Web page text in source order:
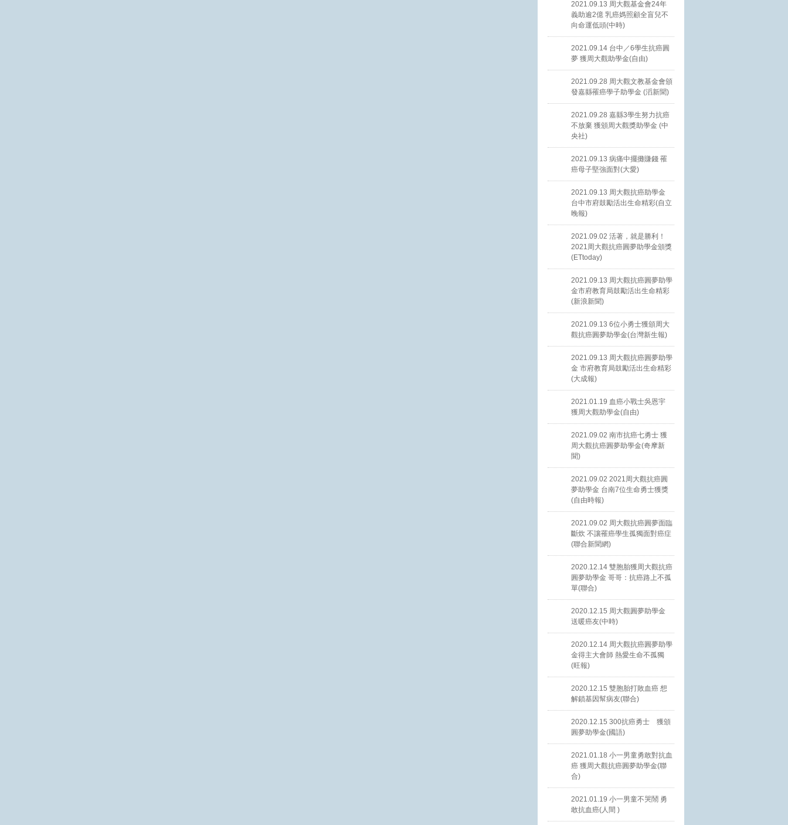
2021.09.13 周大觀基金會24年
義助逾2億 乳癌媽照顧全盲兒不
向命運低頭(中時)
2021.09.14 台中／6學生抗癌圓
夢 獲周大觀助學金(自由)
2021.09.28 周大觀文教基金會頒
發嘉縣罹癌學子助學金 (滔新聞)
2021.09.28 嘉縣3學生努力抗癌
不放棄 獲頒周大觀獎助學金 (中
央社)
2021.09.13 病痛中擺攤賺錢 罹
癌母子堅強面對(大愛)
2021.09.13 周大觀抗癌助學金
台中市府鼓勵活出生命精彩(自立
晚報)
2021.09.02 活著，就是勝利！
2021周大觀抗癌圓夢助學金頒獎
(ETtoday)
2021.09.13 周大觀抗癌圓夢助學
金市府教育局鼓勵活出生命精彩
(新浪新聞)
2021.09.13 6位小勇士獲頒周大
觀抗癌圓夢助學金(台灣新生報)
2021.09.13 周大觀抗癌圓夢助學
金 市府教育局鼓勵活出生命精彩
(大成報)
2021.01.19 血癌小戰士吳恩宇
獲周大觀助學金(自由)
2021.09.02 南市抗癌七勇士 獲
周大觀抗癌圓夢助學金(奇摩新
聞)
2021.09.02 2021周大觀抗癌圓
夢助學金 台南7位生命勇士獲獎
(自由時報)
2021.09.02 周大觀抗癌圓夢面臨
斷炊 不讓罹癌學生孤獨面對癌症
(聯合新聞網)
2020.12.14 雙胞胎獲周大觀抗癌
圓夢助學金 哥哥：抗癌路上不孤
單(聯合)
2020.12.15 周大觀圓夢助學金
送暖癌友(中時)
2020.12.14 周大觀抗癌圓夢助學
金得主大會師 熱愛生命不孤獨
(旺報)
2020.12.15 雙胞胎打敗血癌 想
解鎖基因幫病友(聯合)
2020.12.15 300抗癌勇士 獲頒
圓夢助學金(國語)
2021.01.18 小一男童勇敢對抗血
癌 獲周大觀抗癌圓夢助學金(聯
合)
2021.01.19 小一男童不哭鬧 勇
敢抗血癌(人間 )